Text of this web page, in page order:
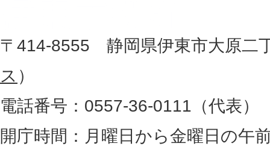
地
図
。
静
岡
所
〒414-8555 静岡県伊東市大原二
ス ）
電話番号：0557-36-0111（代表）
開庁時間：月曜日から金曜日の午